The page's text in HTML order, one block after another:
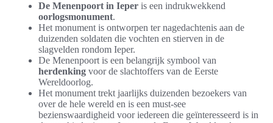
De Menenpoort in Ieper is een indrukwekkend
oorlogsmonument.
Het monument is ontworpen ter nagedachtenis aan de
duizenden soldaten die vochten en stierven in de
slagvelden rondom Ieper.
De Menenpoort is een belangrijk symbool van
herdenking voor de slachtoffers van de Eerste
Wereldoorlog.
Het monument trekt jaarlijks duizenden bezoekers van
over de hele wereld en is een must-see
bezienswaardigheid voor iedereen die geïnteresseerd is in